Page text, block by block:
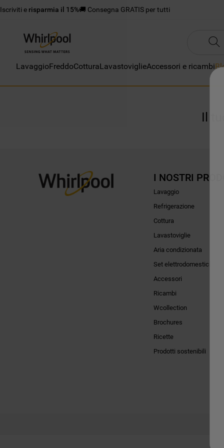
Iscriviti e risparmia il 15%🚚 Consegna GRATIS per tutti
LavaggioFreddoCotturaLavastoviglieAccessori e ricambi
Il
I NOSTRI
Lavaggio
Refrigerazione
Cottura
Lavastoviglie
Aria condizionata
Set elettrodomestici
Accessori
Ricambi
Wcollection
Brochures
Ricette
Prodotti sostenibili